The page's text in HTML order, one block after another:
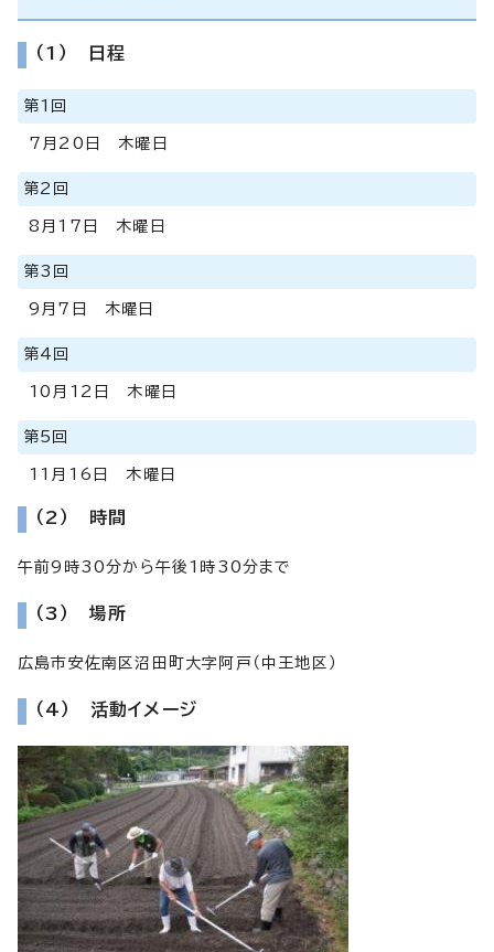
（1） 日程
第1回
7月20日 木曜日
第2回
8月17日 木曜日
第3回
9月7日 木曜日
第4回
10月12日 木曜日
第5回
11月16日 木曜日
（2） 時間
午前9時30分から午後1時30分まで
（3） 場所
広島市安佐南区沼田町大字阿戸（中王地区）
（4） 活動イメージ